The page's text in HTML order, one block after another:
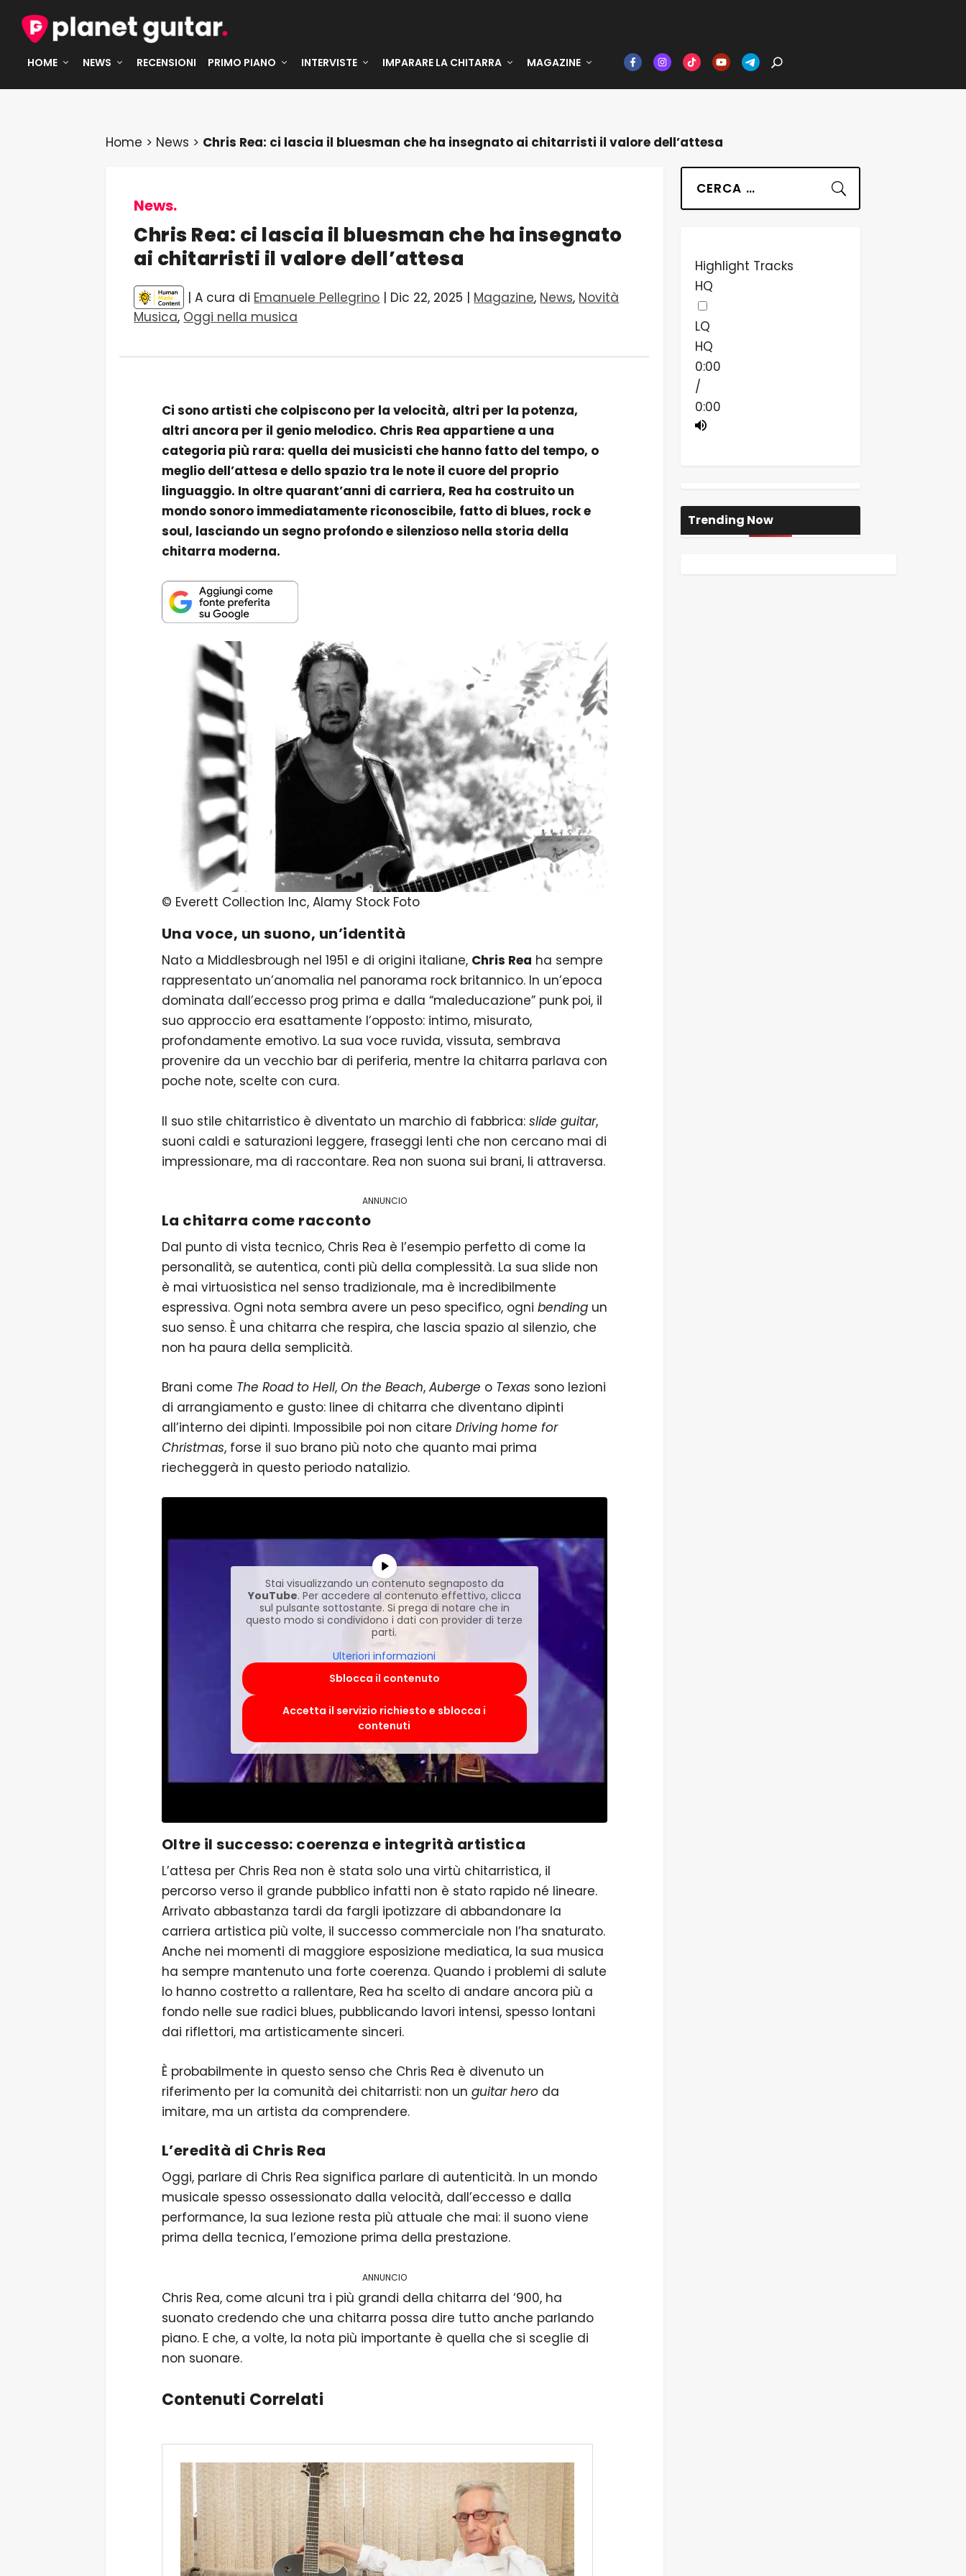
HOME NEWS RECENSIONI PRIMO PIANO INTERVISTE IMPARARE LA CHITARRA MAGAZINE
Home > News > Chris Rea: ci lascia il bluesman che ha insegnato ai chitarristi il valore dell’attesa
News.
Chris Rea: ci lascia il bluesman che ha insegnato
ai chitarristi il valore dell’attesa
| A cura di Emanuele Pellegrino | Dic 22, 2025 | Magazine, News, Novità
Musica, Oggi nella musica
Ci sono artisti che colpiscono per la velocità, altri per la potenza,
altri ancora per il genio melodico. Chris Rea appartiene a una
categoria più rara: quella dei musicisti che hanno fatto del tempo, o
meglio dell’attesa e dello spazio tra le note il cuore del proprio
linguaggio. In oltre quarant’anni di carriera, Rea ha costruito un
mondo sonoro immediatamente riconoscibile, fatto di blues, rock e
soul, lasciando un segno profondo e silenzioso nella storia della
chitarra moderna.
© Everett Collection Inc, Alamy Stock Foto
Una voce, un suono, un’identità
Nato a Middlesbrough nel 1951 e di origini italiane, Chris Rea ha sempre
rappresentato un’anomalia nel panorama rock britannico. In un’epoca
dominata dall’eccesso prog prima e dalla “maleducazione” punk poi, il
suo approccio era esattamente l’opposto: intimo, misurato,
profondamente emotivo. La sua voce ruvida, vissuta, sembrava
provenire da un vecchio bar di periferia, mentre la chitarra parlava con
poche note, scelte con cura.
Il suo stile chitarristico è diventato un marchio di fabbrica: slide guitar,
suoni caldi e saturazioni leggere, fraseggi lenti che non cercano mai di
impressionare, ma di raccontare. Rea non suona sui brani, li attraversa.
ANNUNCIO
La chitarra come racconto
Dal punto di vista tecnico, Chris Rea è l’esempio perfetto di come la
personalità, se autentica, conti più della complessità. La sua slide non
è mai virtuosistica nel senso tradizionale, ma è incredibilmente
espressiva. Ogni nota sembra avere un peso specifico, ogni bendingun
suo senso. È una chitarra che respira, che lascia spazio al silenzio, che
non ha paura della semplicità.
Brani come The Road to Hell, On the Beach, Auberge o Texas sono lezioni
di arrangiamento e gusto: linee di chitarra che diventano dipinti
all’interno dei dipinti. Impossibile poi non citare Driving home for
Christmas, forse il suo brano più noto che quanto mai prima
riecheggerà in questo periodo natalizio.
Stai visualizzando un contenuto segnaposto da
YouTube. Per accedere al contenuto effettivo, clicca
sul pulsante sottostante. Si prega di notare che in
questo modo si condividono i dati con provider di terze
parti.
Ulteriori informazioni
Sblocca il contenuto
Accetta il servizio richiesto e sblocca i
contenuti
Oltre il successo: coerenza e integrità artistica
L’attesa per Chris Rea non è stata solo una virtù chitarristica, il
percorso verso il grande pubblico infatti non è stato rapido né lineare.
Arrivato abbastanza tardi da fargli ipotizzare di abbandonare la
carriera artistica più volte, il successo commerciale non l’ha snaturato.
Anche nei momenti di maggiore esposizione mediatica, la sua musica
ha sempre mantenuto una forte coerenza. Quando i problemi di salute
lo hanno costretto a rallentare, Rea ha scelto di andare ancora più a
fondo nelle sue radici blues, pubblicando lavori intensi, spesso lontani
dai riflettori, ma artisticamente sinceri.
È probabilmente in questo senso che Chris Rea è divenuto un
riferimento per la comunità dei chitarristi: non un guitar heroda
imitare, ma un artista da comprendere.
L’eredità di Chris Rea
Oggi, parlare di Chris Rea significa parlare di autenticità. In un mondo
musicale spesso ossessionato dalla velocità, dall’eccesso e dalla
performance, la sua lezione resta più attuale che mai: il suono viene
prima della tecnica, l’emozione prima della prestazione.
ANNUNCIO
Chris Rea, come alcuni tra i più grandi della chitarra del ‘900, ha
suonato credendo che una chitarra possa dire tutto anche parlando
piano. E che, a volte, la nota più importante è quella che si sceglie di
non suonare.
Contenuti Correlati
Suchen
Highlight Tracks
HQ
LQ
HQ
0:00
/
0:00
Trending Now